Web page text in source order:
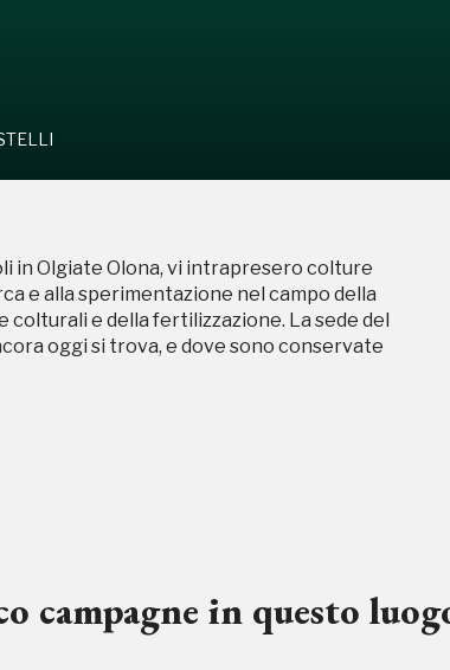
in Olgiate Olona, vi intrapresero colture
e alla sperimentazione nel campo della
e della fertilizzazione. La sede del
oggi si trova, e dove sono conservate
campagne in questo